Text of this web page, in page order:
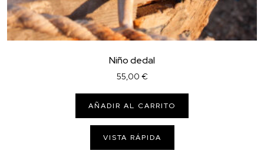
Niño dedal
55,00 €
AÑADIR AL CARRITO
VISTA RÁPIDA